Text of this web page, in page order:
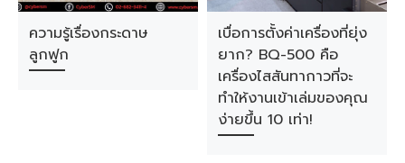
ความรู้เรื่องกระดาษ
ลูกฟูก
เบื่อการตั้งค่าเครื่องที่ยุ่ง
ยาก? BQ-500 คือ
เครื่องไสสันทากาวที่จะ
ทำให้งานเข้าเล่มของคุณ
ง่ายขึ้น 10 เท่า!